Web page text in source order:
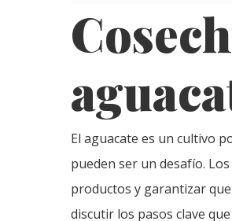
El aguacate es un cultivo
pueden ser un desafío.
productos y garantizar
discutir los pasos clave